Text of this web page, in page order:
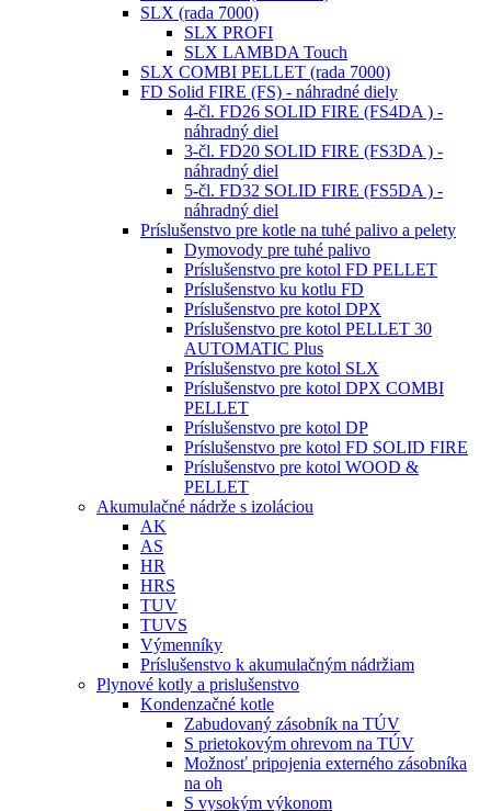
SLX (rada 7000)
SLX PROFI
SLX LAMBDA Touch
SLX COMBI PELLET (rada 7000)
FD Solid FIRE (FS) - náhradné diely
4-čl. FD26 SOLID FIRE (FS4DA ) -
náhradný diel
3-čl. FD20 SOLID FIRE (FS3DA ) -
náhradný diel
5-čl. FD32 SOLID FIRE (FS5DA ) -
náhradný diel
Príslušenstvo pre kotle na tuhé palivo a pelety
Dymovody pre tuhé palivo
Príslušenstvo pre kotol FD PELLET
Príslušenstvo ku kotlu FD
Príslušenstvo pre kotol DPX
Príslušenstvo pre kotol PELLET 30
AUTOMATIC Plus
Príslušenstvo pre kotol SLX
Príslušenstvo pre kotol DPX COMBI
PELLET
Príslušenstvo pre kotol DP
Príslušenstvo pre kotol FD SOLID FIRE
Príslušenstvo pre kotol WOOD &
PELLET
Akumulačné nádrže s izoláciou
AK
AS
HR
HRS
TUV
TUVS
Výmenníky
Príslušenstvo k akumulačným nádržiam
Plynové kotly a prislušenstvo
Kondenzačné kotle
Zabudovaný zásobník na TÚV
S prietokovým ohrevom na TÚV
Možnosť pripojenia externého zásobníka
na oh
S vysokým výkonom